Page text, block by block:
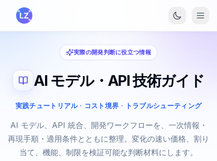
メインコンテンツへスキップ
実際の開発判断に役立つ情報
AI モデル・API 技術ガイド
実践チュートリアル · コスト境界 · トラブルシューティング
AI モデル、API 統合、開発ワークフローを、一次情報・
再現手順・適用条件とともに整理。変化の速い価格、割り
当て、機能、制限を検証可能な判断材料にします。